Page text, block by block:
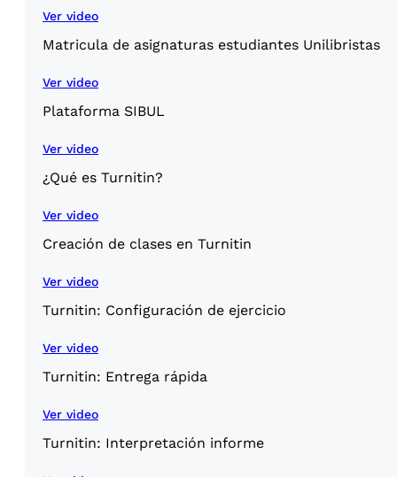
Ver video
Matricula de asignaturas estudiantes Unilibristas
Ver video
Plataforma SIBUL
Ver video
¿Qué es Turnitin?
Ver video
Creación de clases en Turnitin
Ver video
Turnitin: Configuración de ejercicio
Ver video
Turnitin: Entrega rápida
Ver video
Turnitin: Interpretación informe